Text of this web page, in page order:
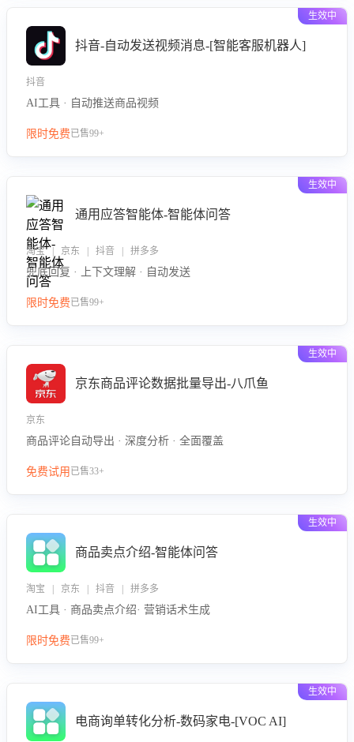
生效中
抖音-自动发送视频消息-[智能客服机器人]
抖音
AI工具 · 自动推送商品视频
限时免费已售99+
生效中
通用应答智能体-智能体问答
淘宝 | 京东 | 抖音 | 拼多多
兜底回复 · 上下文理解 · 自动发送
限时免费已售99+
生效中
京东商品评论数据批量导出-八爪鱼
京东
商品评论自动导出 · 深度分析 · 全面覆盖
免费试用 已售33+
生效中
商品卖点介绍-智能体问答
淘宝 | 京东 | 抖音 | 拼多多
AI工具 · 商品卖点介绍· 营销话术生成
限时免费已售99+
生效中
电商询单转化分析-数码家电-[VOC AI]